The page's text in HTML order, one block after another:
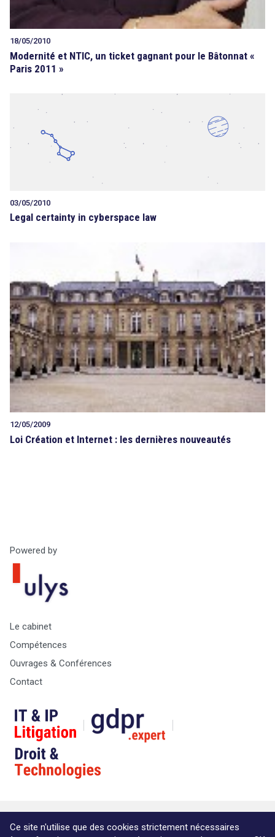
18/05/2010
Modernité et NTIC, un ticket gagnant pour le Bâtonnat «
Paris 2011 »
03/05/2010
Legal certainty in cyberspace law
12/05/2009
Loi Création et Internet : les dernières nouveautés
Powered by
Le cabinet
Compétences
Ouvrages & Conférences
Contact
© Copyright Max & Zoé SPRL - Vie Privée -A propos &
informations légales
Ce site n'utilise que des cookies strictement nécessaires